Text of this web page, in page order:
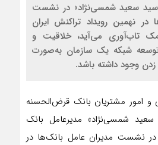
سعید شمسی‌نژاد» در نشست
در نهمین رویداد تراکنش ایران
تاب‌آوری می‌آید، خلاقیت و
توسعه شبکه یک سازمان به‌صورت
وجود داشته باشد.
و امور مشتریان بانک قرض‌الحسنه
سعید شمسی‌نژاد» مدیرعامل بانک
در نشست مدیران عامل بانک‌ها در